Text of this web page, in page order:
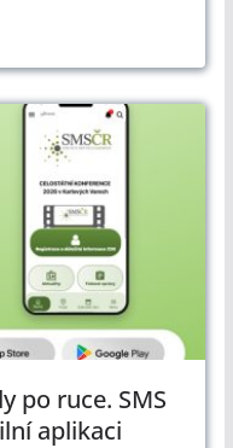
po ruce. SMS
aplikaci